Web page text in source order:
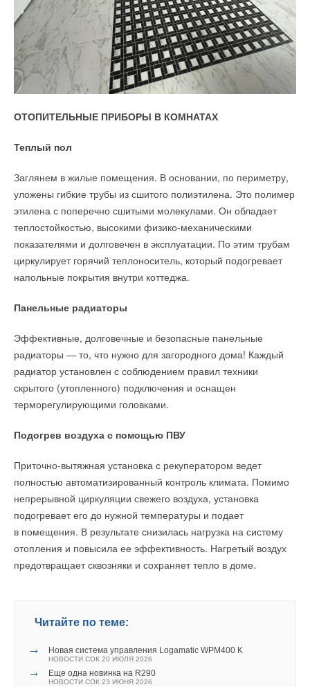
ОТОПИТЕЛЬНЫЕ ПРИБОРЫ В КОМНАТАХ
Теплый пол
Заглянем в жилые помещения. В основании, по периметру,
уложены гибкие трубы из сшитого полиэтилена. Это полимер
этилена с поперечно сшитыми молекулами. Он обладает
теплостойкостью, высокими физико-механическими
показателями и долговечен в эксплуатации. По этим трубам
циркулирует горячий теплоноситель, который подогревает
напольные покрытия внутри коттеджа.
Панельные радиаторы
Эффективные, долговечные и безопасные панельные
радиаторы — то, что нужно для загородного дома! Каждый
радиатор установлен с соблюдением правил техники
скрытого (утопленного) подключения и оснащен
терморегулирующими головками.
Подогрев воздуха с помощью ПВУ
Приточно-вытяжная установка с рекуператором ведет
полностью автоматизированный контроль климата. Помимо
непрерывной циркуляции свежего воздуха, установка
подогревает его до нужной температуры и подает
в помещения. В результате снизилась нагрузка на систему
отопления и повысила ее эффективность. Нагретый воздух
предотвращает сквозняки и сохраняет тепло в доме.
Читайте по теме:
→ Новая система управления Logamatic WPM400 K
НОВОСТИ СОК 20 ИЮЛЯ 2026
→ Еще одна новинка на R290
НОВОСТИ СОК 23 ИЮНЯ 2026